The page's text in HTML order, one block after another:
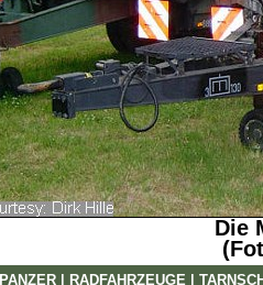
Die
PANZER RADFAHRZEUGE